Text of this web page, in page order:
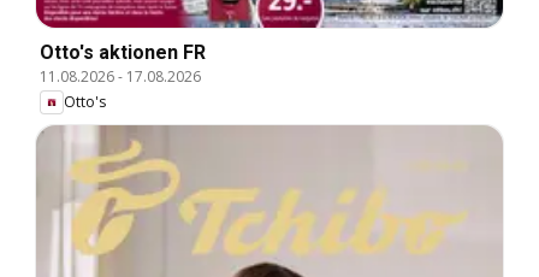
Otto's aktionen FR
11.08.2026- 17.08.2026
Otto's